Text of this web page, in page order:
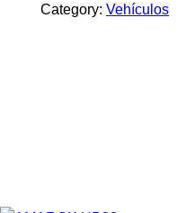
Category: Vehículos